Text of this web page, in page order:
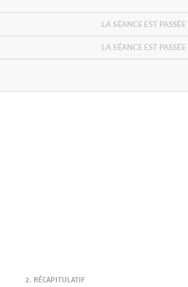
LA SÉANCE EST PASSÉE
LA SÉANCE EST PASSÉE
RÉCAPITULATIF